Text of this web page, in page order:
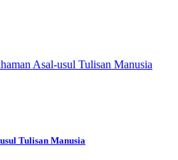
Asal-usul Tulisan Manusia
Tulisan Manusia